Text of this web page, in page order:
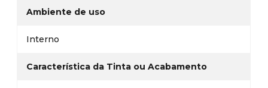
Ambiente de uso
Interno
Característica da Tinta ou Acabamento